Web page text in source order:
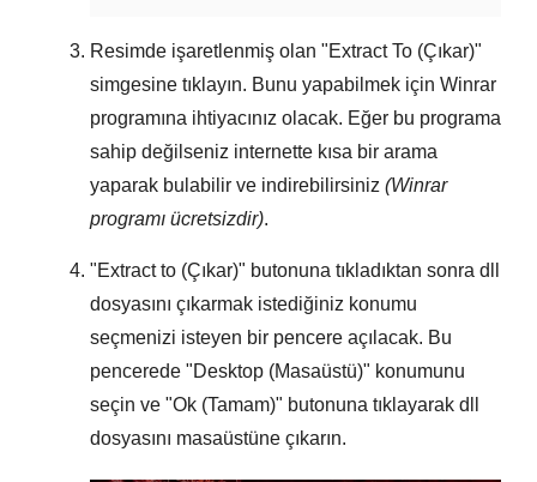
Resimde işaretlenmiş olan "Extract To (Çıkar)"
simgesine tıklayın. Bunu yapabilmek için Winrar
programına ihtiyacınız olacak. Eğer bu programa
sahip değilseniz internette kısa bir arama
yaparak bulabilir ve indirebilirsiniz (Winrar
programı ücretsizdir).
"Extract to (Çıkar)" butonuna tıkladıktan sonra dll
dosyasını çıkarmak istediğiniz konumu
seçmenizi isteyen bir pencere açılacak. Bu
pencerede "Desktop (Masaüstü)" konumunu
seçin ve "Ok (Tamam)" butonuna tıklayarak dll
dosyasını masaüstüne çıkarın.